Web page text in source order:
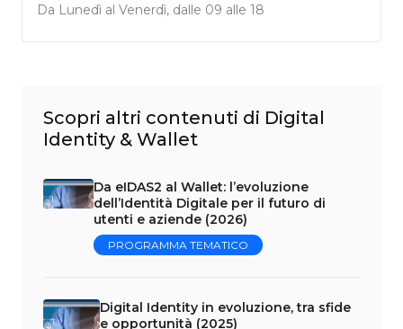
Da Lunedì al Venerdì, dalle 09 alle 18
Scopri altri contenuti di Digital
Identity & Wallet
Da eIDAS2 al Wallet: l’evoluzione
dell’Identità Digitale per il futuro di
utenti e aziende (2026)
PROGRAMMA TEMATICO
Digital Identity in evoluzione, tra sfide
e opportunità (2025)